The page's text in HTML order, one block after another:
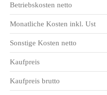
Betriebskosten netto
Monatliche Kosten inkl. Ust
Sonstige Kosten netto
Kaufpreis
Kaufpreis brutto